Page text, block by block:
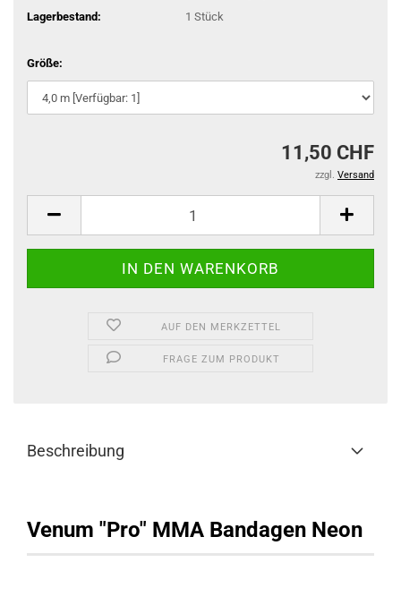
Lagerbestand: 1 Stück
Größe:
11,50 CHF
zzgl. Versand
AUF DEN MERKZETTEL
FRAGE ZUM PRODUKT
Beschreibung
Venum "Pro" MMA Bandagen Neon